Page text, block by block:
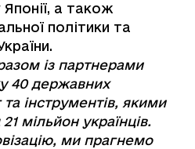
а також
політики та
із партнерами
40 державних
інструментів, якими
мільйон українців.
ми прагнемо